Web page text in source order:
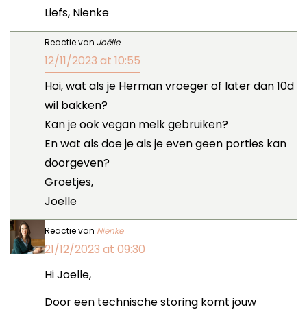
Liefs, Nienke
Reactie van Joëlle
12/11/2023 at 10:55
Hoi, wat als je Herman vroeger of later dan 10d
wil bakken?
Kan je ook vegan melk gebruiken?
En wat als doe je als je even geen porties kan
doorgeven?
Groetjes,
Joëlle
Reactie van Nienke
21/12/2023 at 09:30
Hi Joelle,
Door een technische storing komt jouw